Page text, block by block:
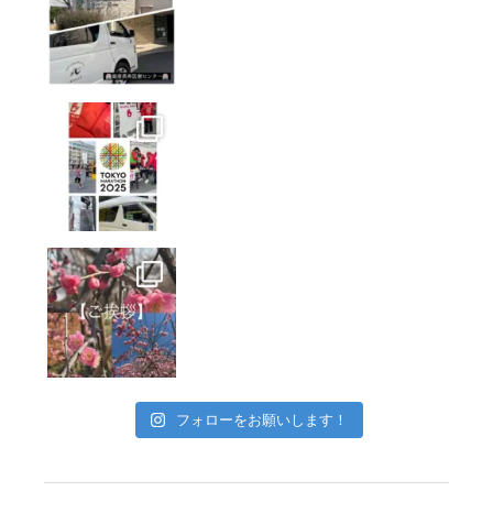
フォローをお願いします！